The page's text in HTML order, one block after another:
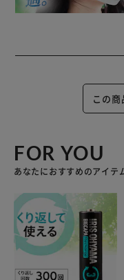
この
FOR YOU
あなたにおすすめのアイテ